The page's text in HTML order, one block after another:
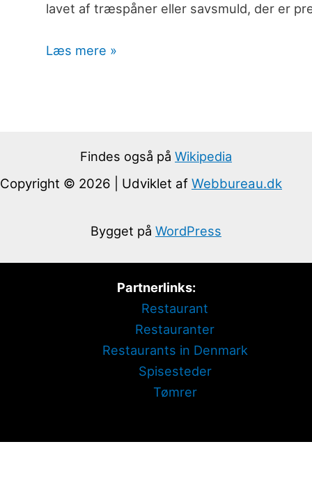
lavet af træspåner eller savsmuld, der er
Læs mere »
Findes også på Wikipedia
Copyright © 2026 | Udviklet af Webbureau.dk
Bygget på WordPress
Partnerlinks:
Restaurant
Restauranter
Restaurants in Denmark
Spisesteder
Tømrer